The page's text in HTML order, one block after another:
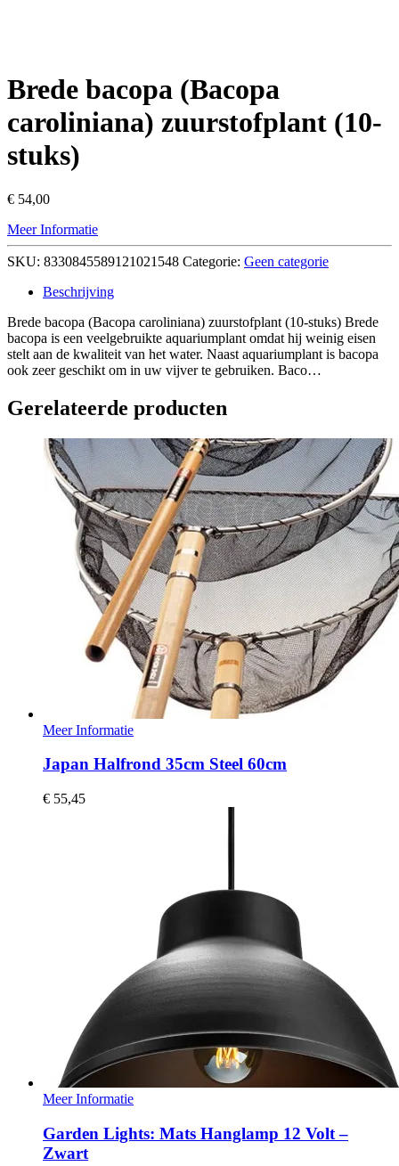
Brede bacopa (Bacopa
caroliniana) zuurstofplant (10-
stuks)
€ 54,00
Meer Informatie
SKU: 8330845589121021548 Categorie: Geen categorie
Beschrijving
Brede bacopa (Bacopa caroliniana) zuurstofplant (10-stuks) Brede
bacopa is een veelgebruikte aquariumplant omdat hij weinig eisen
stelt aan de kwaliteit van het water. Naast aquariumplant is bacopa
ook zeer geschikt om in uw vijver te gebruiken. Baco…
Gerelateerde producten
Meer Informatie
Japan Halfrond 35cm Steel 60cm
€ 55,45
Meer Informatie
Garden Lights: Mats Hanglamp 12 Volt –
Zwart